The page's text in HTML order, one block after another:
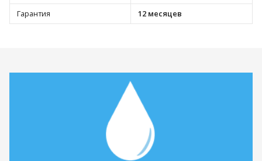
Гарантия
12 месяцев